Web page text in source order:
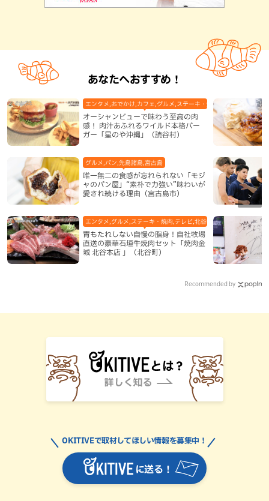
あなたへおすすめ！
オーシャンビューで味わう至高の肉
感！ 肉汁あふれるワイルド本格バー
ガー「星のや沖縄」（読谷村）
エンタメ,おでかけ,カフェ,グルメ,ステーキ・焼肉,テレビ,ハンバー
唯一無二の食感が忘れられない「モジ
ャのパン屋」“素朴で力強い”味わいが
愛され続ける理由（宮古島市）
グルメ,パン,先島諸島,宮古島
胃もたれしない自慢の脂身！自社牧場
直送の豪華石垣牛焼肉セット「焼肉金
城 北谷本店 」（北谷町）
エンタメ,グルメ,ステーキ・焼肉,テレビ,北谷町,地域,本島中部
Recommended by
に送る！
OKITIVEで取材してほしい情報を募集中！